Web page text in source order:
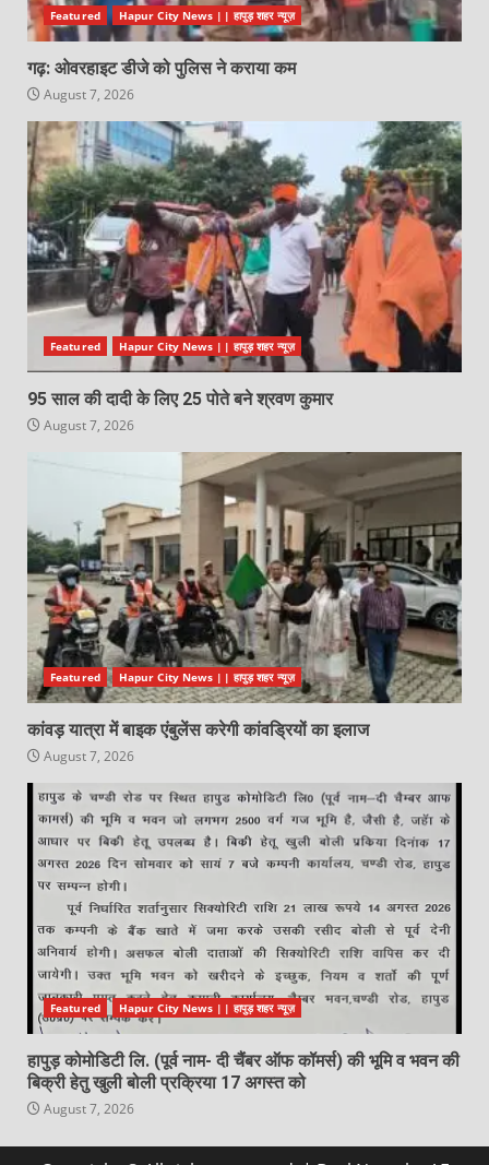
Featured Hapur City News || हापुड़ शहर न्यूज़
गढ़: ओवरहाइट डीजे को पुलिस ने कराया कम
August 7, 2026
Featured Hapur City News || हापुड़ शहर न्यूज़
95 साल की दादी के लिए 25 पोते बने श्रवण कुमार
August 7, 2026
Featured Hapur City News || हापुड़ शहर न्यूज़
कांवड़ यात्रा में बाइक एंबुलेंस करेगी कांवड्रियों का इलाज
August 7, 2026
Featured Hapur City News || हापुड़ शहर न्यूज़
हापुड़ कोमोडिटी लि. (पूर्व नाम- दी चैंबर ऑफ कॉमर्स) की भूमि व भवन की
बिक्री हेतु खुली बोली प्रक्रिया 17 अगस्त को
August 7, 2026